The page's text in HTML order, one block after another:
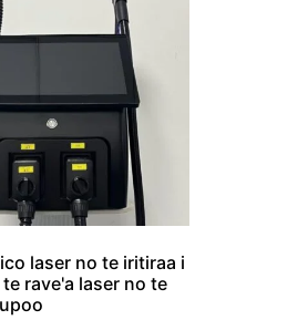
laser no te iritiraa i
rave'a laser no te